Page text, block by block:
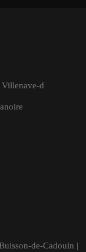
d
de-Cadouin |